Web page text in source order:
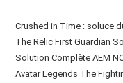
Crushed in Time : soluce
The Relic First Guardian
Solution Complète AEM
Avatar Legends The